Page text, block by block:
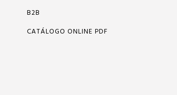
B2B
CATÁLOGO ONLINE PDF